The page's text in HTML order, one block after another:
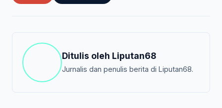
Ditulis oleh Liputan68
Jurnalis dan penulis berita di Liputan68.